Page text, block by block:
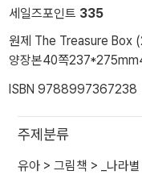
세일즈포인트 335
원제 The Treasure Box
양장본40쪽237*275mm
ISBN 9788997367238
주제분류
유아 > 그림책 > _나라